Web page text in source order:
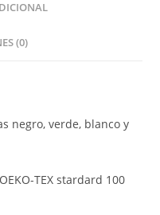
(0)
negro, verde, blanco y
TEX stardard 100